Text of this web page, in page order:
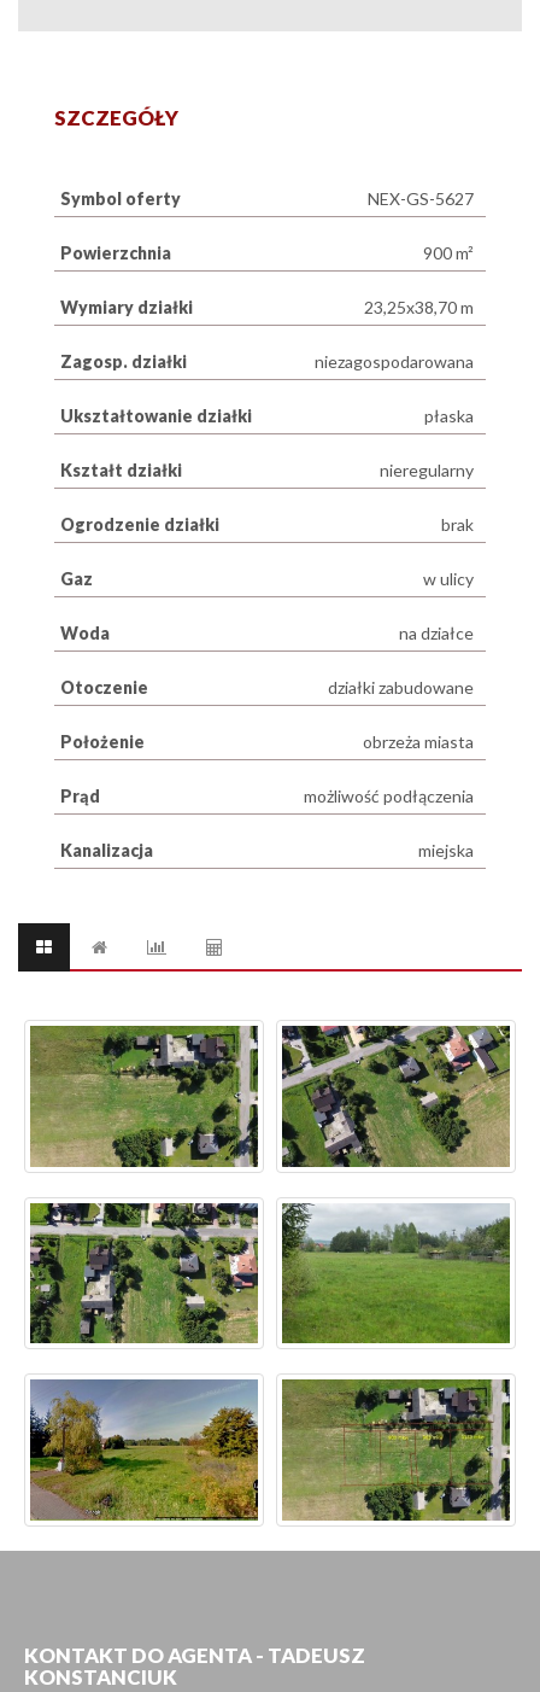
SZCZEGÓŁY
Symbol oferty NEX-GS-5627
Powierzchnia 900 m²
Wymiary działki 23,25x38,70 m
Zagosp. działki niezagospodarowana
Ukształtowanie działki płaska
Kształt działki nieregularny
Ogrodzenie działki brak
Gaz w ulicy
Woda na działce
Otoczenie działki zabudowane
Położenie obrzeża miasta
Prąd możliwość podłączenia
Kanalizacja miejska
KONTAKT DO AGENTA - TADEUSZ
KONSTANCIUK